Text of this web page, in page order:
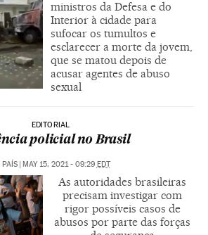
ministros da Defesa e do
Interior à cidade para
sufocar os tumultos e
esclarecer a morte da jovem,
que se matou depois de
acusar agentes de abuso
sexual
EDITORIAL
policial no Brasil
PAÍS | MAY 15, 2021 - 09:29 EDT
As autoridades brasileiras
precisam investigar com
rigor possíveis casos de
abusos por parte das forças